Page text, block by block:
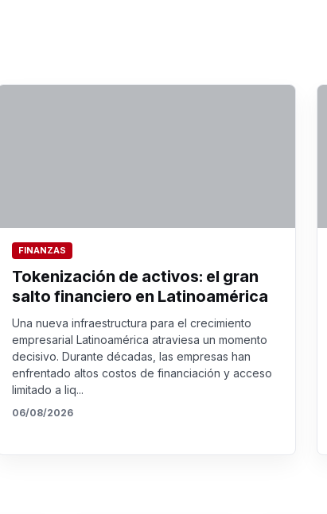
FINANZAS
Tokenización de activos: el gran
salto financiero en Latinoamérica
Una nueva infraestructura para el crecimiento
empresarial Latinoamérica atraviesa un momento
decisivo. Durante décadas, las empresas han
enfrentado altos costos de financiación y acceso
limitado a liq...
06/08/2026